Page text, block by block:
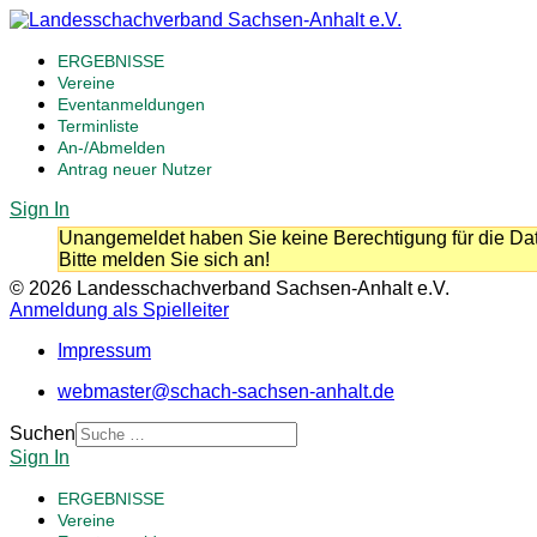
ERGEBNISSE
Vereine
Eventanmeldungen
Terminliste
An-/Abmelden
Antrag neuer Nutzer
Sign In
Unangemeldet haben Sie keine Berechtigung für die
Bitte melden Sie sich an!
© 2026 Landesschachverband Sachsen-Anhalt e.V.
Anmeldung als Spielleiter
Impressum
webmaster@schach-sachsen-anhalt.de
Suchen
Sign In
ERGEBNISSE
Vereine